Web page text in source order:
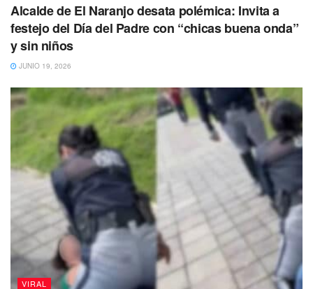
Alcalde de El Naranjo desata polémica: Invita a
festejo del Día del Padre con “chicas buena onda”
y sin niños
JUNIO 19, 2026
VIRAL